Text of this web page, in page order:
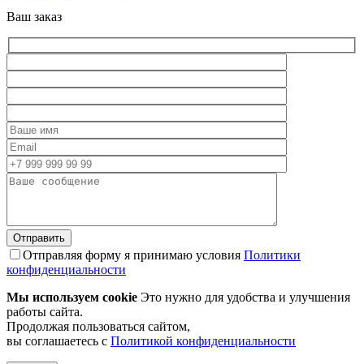
Ваш заказ
Отправляя форму я принимаю условия Политики
конфиденциальности
Мы используем cookie Это нужно для удобства и улучшения
работы сайта.
Продолжая пользоваться сайтом,
вы соглашаетесь с Политикой конфиденциальности